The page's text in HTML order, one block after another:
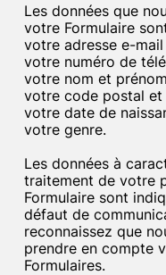
Les données que
votre Formulaire
votre adresse e-mail
votre numéro de
votre nom et
votre code postal et
votre date de
votre genre.
Les données à
traitement de votre
Formulaire sont
défaut de
reconnaissez que
prendre en compte
Formulaires.